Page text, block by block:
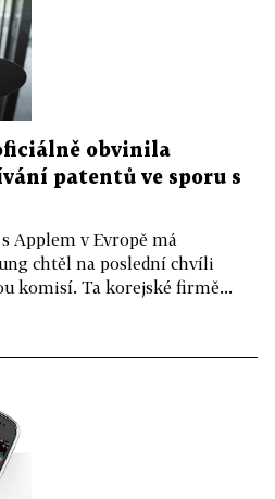
obvinila
patentů ve sporu s
Applem v Evropě má
chtěl na poslední chvíli
komisí. Ta korejské firmě...